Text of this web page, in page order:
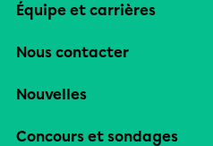
Équipe et carrières
Nous contacter
Nouvelles
Concours et sondages